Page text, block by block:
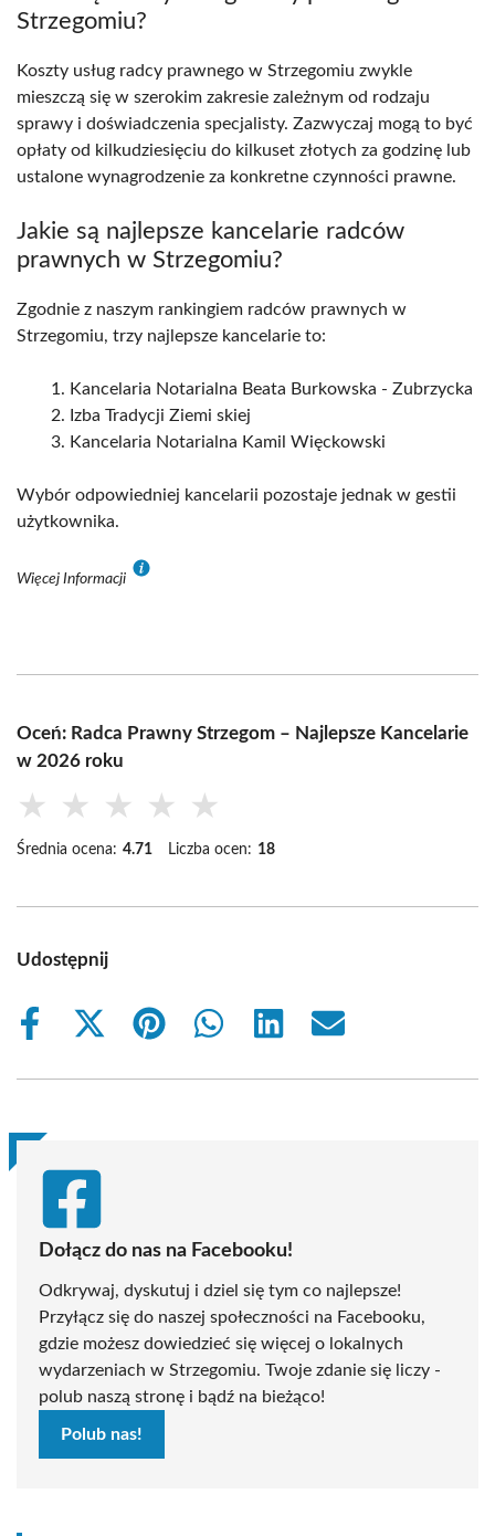
Strzegomiu?
Koszty usług radcy prawnego w Strzegomiu zwykle
mieszczą się w szerokim zakresie zależnym od rodzaju
sprawy i doświadczenia specjalisty. Zazwyczaj mogą to być
opłaty od kilkudziesięciu do kilkuset złotych za godzinę lub
ustalone wynagrodzenie za konkretne czynności prawne.
Jakie są najlepsze kancelarie radców
prawnych w Strzegomiu?
Zgodnie z naszym rankingiem radców prawnych w
Strzegomiu, trzy najlepsze kancelarie to:
Kancelaria Notarialna Beata Burkowska - Zubrzycka
Izba Tradycji Ziemi skiej
Kancelaria Notarialna Kamil Więckowski
Wybór odpowiedniej kancelarii pozostaje jednak w gestii
użytkownika.
Więcej Informacji
Oceń: Radca Prawny Strzegom – Najlepsze Kancelarie
w 2026 roku
★ ★ ★ ★ ★
Średnia ocena: 4.71 Liczba ocen: 18
Udostępnij
Share
Share
(Twitter)
Share
Share
Share
Share
Dołącz do nas na Facebooku!
Odkrywaj, dyskutuj i dziel się tym co najlepsze!
Przyłącz się do naszej społeczności na Facebooku,
gdzie możesz dowiedzieć się więcej o lokalnych
wydarzeniach w Strzegomiu. Twoje zdanie się liczy -
polub naszą stronę i bądź na bieżąco!
Polub nas!